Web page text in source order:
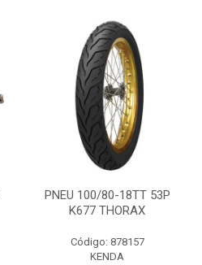
PNEU 100/80-18TT 53P
K677 THORAX
Código: 878157
KENDA